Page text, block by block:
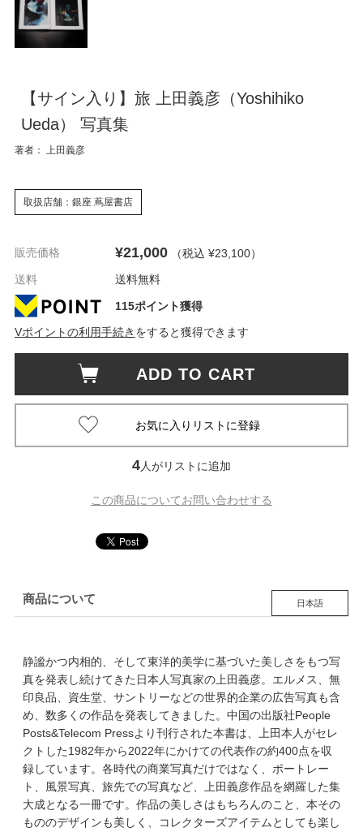
【サイン入り】旅 上田義彦（Yoshihiko
Ueda） 写真集
著者： 上田義彦
取扱店舗：銀座 蔦屋書店
販売価格 ¥21,000 （税込 ¥23,100）
送料
送料無料
115ポイント獲得
Vポイントの利用手続き をすると獲得できます
ADD TO CART
4人がリストに追加
この商品についてお問い合わせする
商品について 日本語
静謐かつ内相的、そして東洋的美学に基づいた美しさをもつ写
真を発表し続けてきた日本人写真家の上田義彦。エルメス、無
印良品、資生堂、サントリーなどの世界的企業の広告写真も含
め、数多くの作品を発表してきました。中国の出版社People
Posts&Telecom Pressより刊行された本書は、上田本人がセレ
クトした1982年から2022年にかけての代表作の約400点を収
録しています。各時代の商業写真だけではなく、ポートレー
ト、風景写真、旅先での写真など、上田義彦作品を網羅した集
大成となる一冊です。作品の美しさはもちろんのこと、本その
もののデザインも美しく、コレクターズアイテムとしても楽し